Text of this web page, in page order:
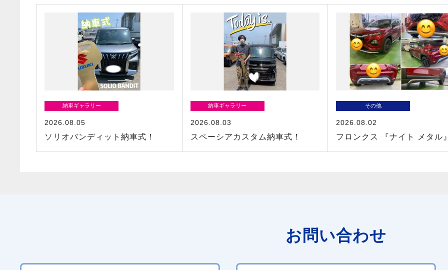
納車ギャラリー
2026.08.05
ソリオバンディット納車式！
納車ギャラリー
2026.08.03
スペーシアカスタム納車式！
その他
2026.08.02
フロンクス 『ナイト メタル』
お問い合わせ